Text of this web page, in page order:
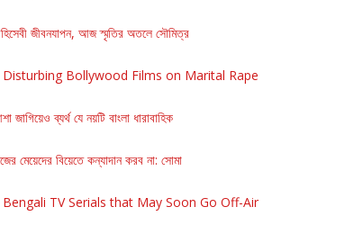
জীবনযাপন, আজ স্মৃতির অতলে সৌমিত্র
Disturbing Bollywood Films on Marital Rape
জাগিয়েও ব্যর্থ যে নয়টি বাংলা ধারাবাহিক
মেয়েদের বিয়েতে কন্যাদান করব না: সোমা
TV Serials that May Soon Go Off-Air